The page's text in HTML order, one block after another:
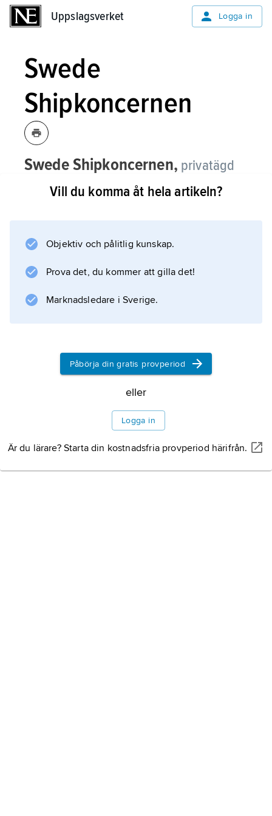
Uppslagsverket Logga in
Swede
Shipkoncernen
Swede Shipkoncernen, privatägd
varvskoncern vars rötter är verksamhet
vid Djupviks Varv på Tjörn.
genom köp av flera mindre varv. Koncernen
såsom patrull- och bevakningsfartyg,
passagerarfärjor, stridsbåtar samt
kombinerade bil- och passagerarkatamaraner.
Information om artikeln
Vill du komma åt hela artikeln?
Objektiv och pålitlig kunskap.
Prova det, du kommer att gilla det!
Marknadsledare i Sverige.
Påbörja din gratis provperiod
eller
Logga in
Är du lärare? Starta din kostnadsfria provperiod härifrån.